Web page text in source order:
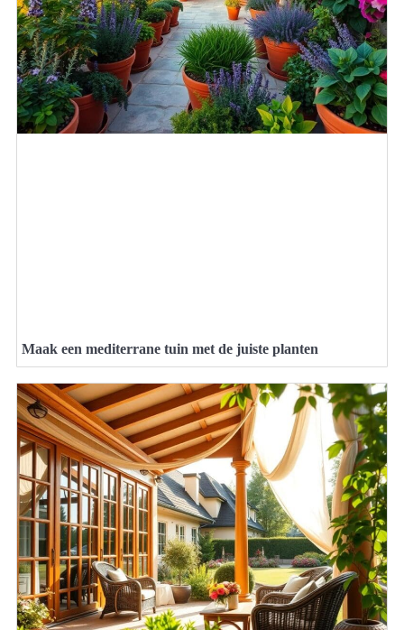
Maak een mediterrane tuin met de juiste planten